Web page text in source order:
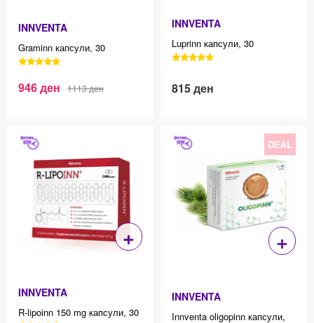
INNVENTA
Graminn капсули, 30
3040 Reviews, 4.7 average
Effective price 12.83
1113денOriginal
946ден
Current
INNVENTA
Luprinn капсули, 30
3040 Reviews, 4.7 average
Effective price 12.83
815ден
+
INNVENTA
R-lipoinn 150 mg капсули, 30
DEAL
+
INNVENTA
Innventa oligopinn капсули,